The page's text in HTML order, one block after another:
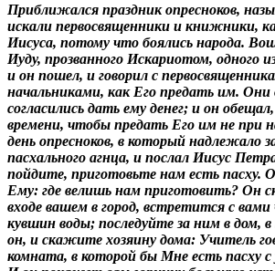
Приближался праздник опресноков,
искали первосвященники и книжники,
Иисуса, потому что боялись народа.
Иуду, прозванного Искариотом, одного
и он пошел, и говорил с
начальниками, как Его предать им. Они
согласились дать ему денег; и он
времени, чтобы предать Его им не при
день опресноков, в который надлежало
пасхального агнца, и послал Иисус
пойдите, приготовьте нам есть пасху.
Ему: где велишь нам приготовить? Он
входе вашем в город, встретится с вами
кувшин воды; последуйте за ним в дом,
он, и скажите хозяину дома: Учитель
комната, в которой бы Мне есть пасху